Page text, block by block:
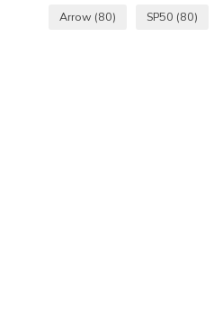
Arrow (80) SP50 (80)